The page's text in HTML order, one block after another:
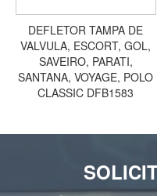
DEFLETOR TAMPA DE
VALVULA, ESCORT, GOL,
SAVEIRO, PARATI,
SANTANA, VOYAGE, POLO
CLASSIC DFB1583